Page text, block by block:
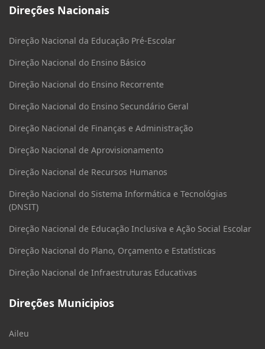
Direções Nacionais
Direção Nacional da Educação Pré-Escolar
Direção Nacional do Ensino Básico
Direção Nacional do Ensino Recorrente
Direção Nacional do Ensino Secundário Geral
Direção Nacional de Finanças e Administração
Direção Nacional de Aprovisionamento
Direção Nacional de Recursos Humanos
Direção Nacional do Sistema Informática e Tecnológias
(DNSIT)
Direção Nacional de Educação Inclusiva e Ação Social Escolar
Direção Nacional do Plano, Orçamento e Estatísticas
Direção Nacional de Infraestruturas Educativas
Direções Municipios
Aileu